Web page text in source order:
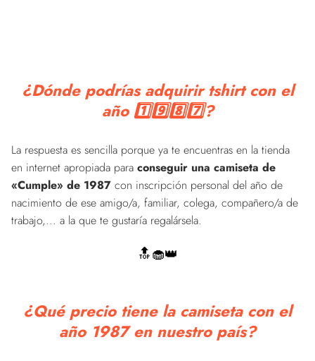
¿Dónde podrías adquirir tshirt con el
año 1️⃣9️⃣8️⃣7️⃣?
La respuesta es sencilla porque ya te encuentras en la tienda
en internet apropiada para conseguir una camiseta de
«Cumple» de 1987 con inscripción personal del año de
nacimiento de ese amigo/a, familiar, colega, compañero/a de
trabajo,... a la que te gustaría regalársela.
🔝🧁👑
¿Qué precio tiene la camiseta con el
año 1987 en nuestro país?